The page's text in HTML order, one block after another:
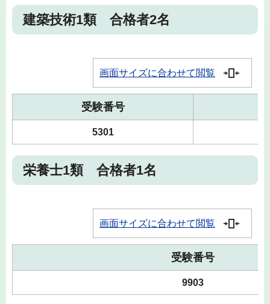
建築技術1類 合格者2名
画面サイズに合わせて閲覧
受験番号
5301
栄養士1類 合格者1名
画面サイズに合わせて閲覧
受験番号
9903